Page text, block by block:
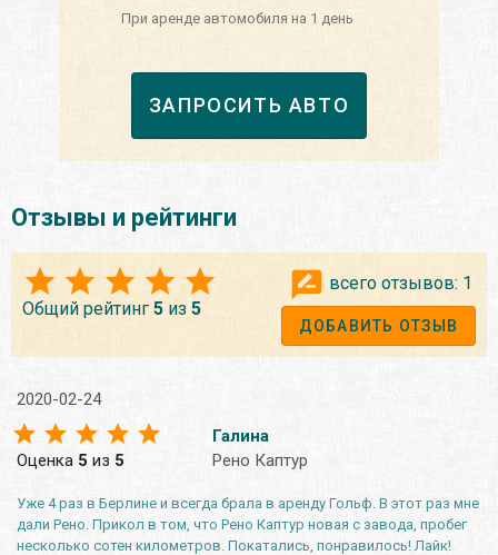
При аренде автомобиля на 1 день
ЗАПРОСИТЬ АВТО
Отзывы и рейтинги
Общий рейтинг 5 из 5
всего отзывов: 1
ДОБАВИТЬ ОТЗЫВ
2020-02-24
Оценка 5 из 5
Галина
Рено Каптур
Уже 4 раз в Берлине и всегда брала в аренду Гольф. В этот раз мне
дали Рено. Прикол в том, что Рено Каптур новая с завода, пробег
несколько сотен километров. Покатались, понравилось! Лайк!